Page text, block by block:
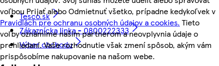
voľbou Prijať alebo Odmietnuť všetko, prípadne kedykoľvek v
Pravidlách pre ochranu osobných údajov a cookies. Tieto
voľby oznámime našim partnerom a neovplyvnia údaje o
prehliadaní. Vaše rozhodnutie však zmení spôsob, akým vám
prispôsobíme nakupovanie na našom webe.
Tesco.sk
Zákaznícka linka - 0800222333
Výber obchodu